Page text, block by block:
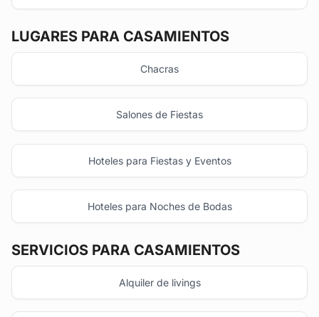
LUGARES PARA CASAMIENTOS
Chacras
Salones de Fiestas
Hoteles para Fiestas y Eventos
Hoteles para Noches de Bodas
SERVICIOS PARA CASAMIENTOS
Alquiler de livings